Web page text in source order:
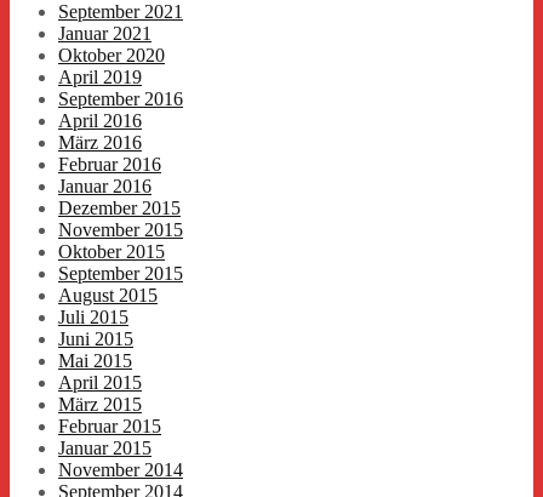
September 2021
Januar 2021
Oktober 2020
April 2019
September 2016
April 2016
März 2016
Februar 2016
Januar 2016
Dezember 2015
November 2015
Oktober 2015
September 2015
August 2015
Juli 2015
Juni 2015
Mai 2015
April 2015
März 2015
Februar 2015
Januar 2015
November 2014
September 2014